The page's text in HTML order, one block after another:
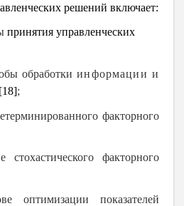
решений включает:
принятия управленческих
обработкиинформации и
[18];
факторного
стохастического факторного
оптимизации показателей